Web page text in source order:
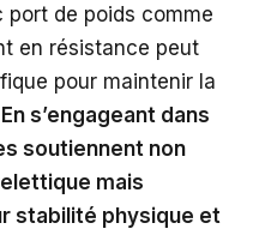
de poids comme
en résistance peut
pour maintenir la
En s’engageant dans
soutiennent non
mais
stabilité physique et